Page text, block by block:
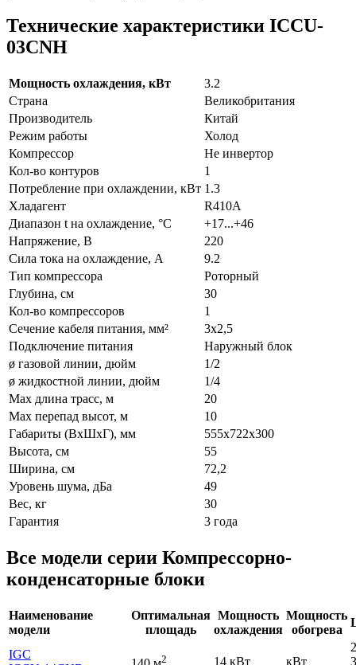
Технические характеристики ICCU-
03CNH
Мощность охлаждения, кВт
3.2
Страна
Великобритания
Производитель
Китай
Режим работы
Холод
Компрессор
Не инвертор
Кол-во контуров
1
Потребление при охлаждении, кВт 1.3
Хладагент
R410A
Диапазон t на охлаждение, °С
+17...+46
Напряжение, В
220
Сила тока на охлаждение, А
9.2
Тип компрессора
Роторный
Глубина, см
30
Кол-во компрессоров
1
Сечение кабеля питания, мм²
3x2,5
Подключение питания
Наружный блок
ø газовой линии, дюйм
1/2
ø жидкостной линии, дюйм
1/4
Max длина трасс, м
20
Max перепад высот, м
10
Габариты (ВхШхГ), мм
555х722х300
Высота, см
55
Ширина, см
72,2
Уровень шума, дБа
49
Вес, кг
30
Гарантия
3 года
Все модели серии Компрессорно-
конденсаторные блоки
Наименование
модели
Оптимальная
площадь
Мощность
охлаждения
Мощность
обогрева
IGC
2 14 кВт кВт